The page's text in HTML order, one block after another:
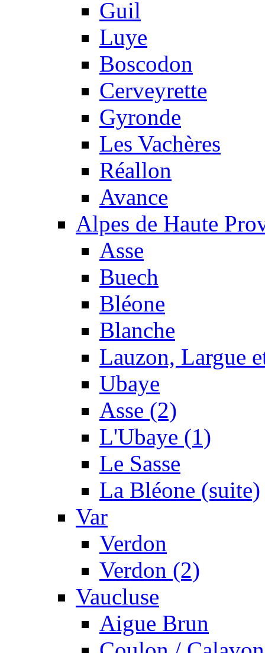
Guil
Luye
Boscodon
Cerveyrette
Gyronde
Les Vachères
Réallon
Avance
Alpes de Haute
Asse
Buech
Bléone
Blanche
Lauzon, Largue
Ubaye
Asse (2)
L'Ubaye (1)
Le Sasse
La Bléone (suite)
Var
Verdon
Verdon (2)
Vaucluse
Aigue Brun